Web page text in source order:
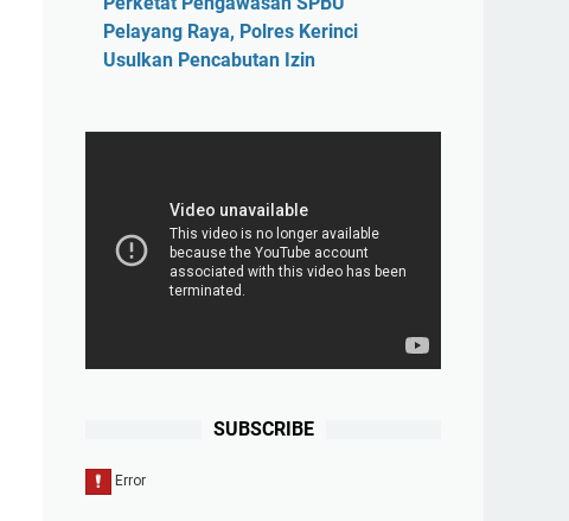
Pelayang Raya, Polres Kerinci
Usulkan Pencabutan Izin
SUBSCRIBE